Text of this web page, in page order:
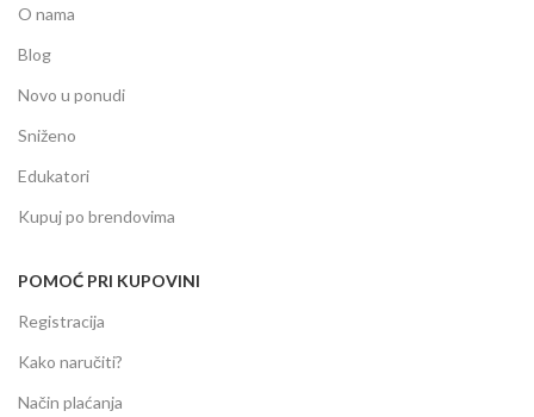
O nama
Blog
Novo u ponudi
Sniženo
Edukatori
Kupuj po brendovima
POMOĆ PRI KUPOVINI
Registracija
Kako naručiti?
Način plaćanja